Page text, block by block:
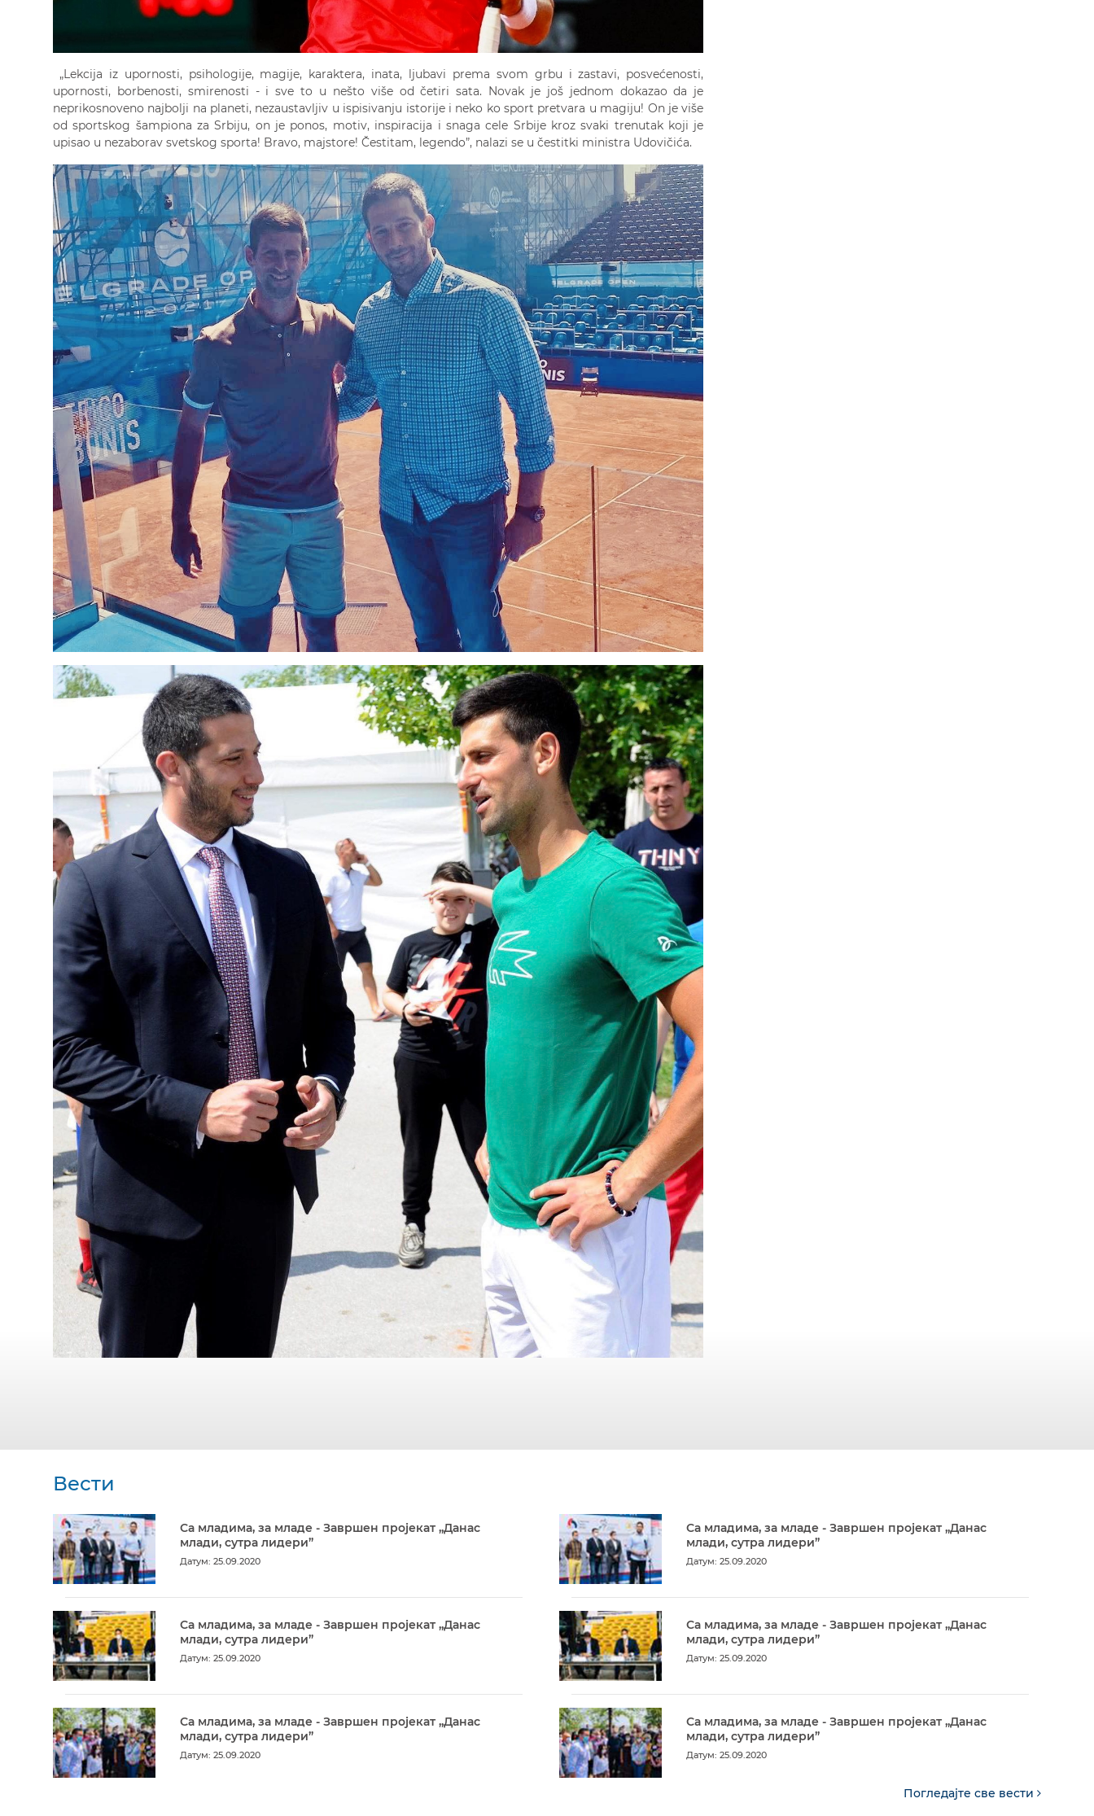
„Lekcija iz upornosti, psihologije, magije, karaktera, inata, ljubavi prema svom grbu i zastavi, posvećenosti,
upornosti, borbenosti, smirenosti - i sve to u nešto više od četiri sata. Novak je još jednom dokazao da je
neprikosnoveno najbolji na planeti, nezaustavljiv u ispisivanju istorije i neko ko sport pretvara u magiju! On je više
od sportskog šampiona za Srbiju, on je ponos, motiv, inspiracija i snaga cele Srbije kroz svaki trenutak koji je
upisao u nezaborav svetskog sporta! Bravo, majstore! Čestitam, legendo”, nalazi se u čestitki ministra Udovičića.
Вести
Са младима, за младе - Завршен пројекат „Данас
млади, сутра лидери”
Датум: 25.09.2020
Са младима, за младе - Завршен пројекат „Данас
млади, сутра лидери”
Датум: 25.09.2020
Са младима, за младе - Завршен пројекат „Данас
млади, сутра лидери”
Датум: 25.09.2020
Са младима, за младе - Завршен пројекат „Данас
млади, сутра лидери”
Датум: 25.09.2020
Са младима, за младе - Завршен пројекат „Данас
млади, сутра лидери”
Датум: 25.09.2020
Са младима, за младе - Завршен пројекат „Данас
млади, сутра лидери”
Датум: 25.09.2020
Погледајте све вести